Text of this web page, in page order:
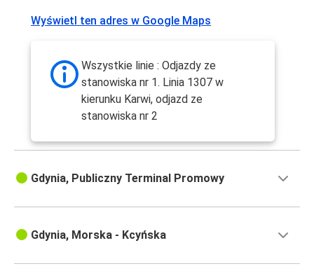
Wyświetl ten adres w Google Maps
Wszystkie linie : Odjazdy ze
stanowiska nr 1. Linia 1307 w
kierunku Karwi, odjazd ze
stanowiska nr 2
Gdynia, Publiczny Terminal Promowy
Gdynia, Morska - Kcyńska